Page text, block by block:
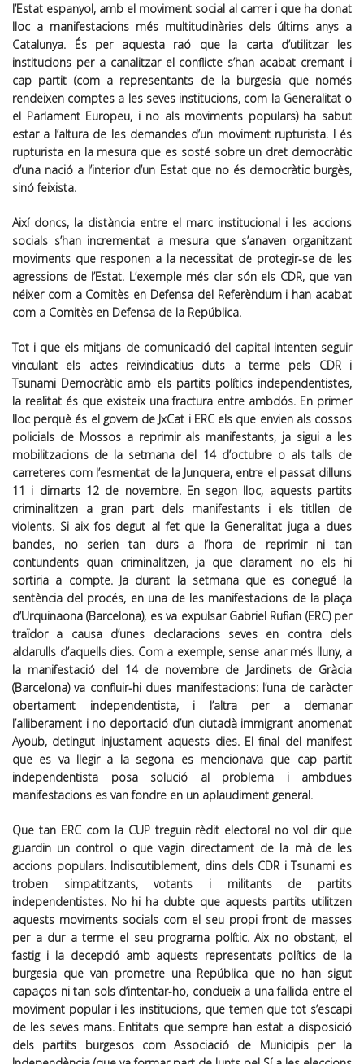
l’Estat espanyol, amb el moviment social al carrer i que ha donat
lloc a manifestacions més multitudinàries dels últims anys a
Catalunya. És per aquesta raó que la carta d’utilitzar les
institucions per a canalitzar el conflicte s’han acabat cremant i
cap partit (com a representants de la burgesia que només
rendeixen comptes a les seves institucions, com la Generalitat o
el Parlament Europeu, i no als moviments populars) ha sabut
estar a l’altura de les demandes d’un moviment rupturista. I és
rupturista en la mesura que es sosté sobre un dret democràtic
d’una nació a l’interior d’un Estat que no és democràtic burgès,
sinó feixista.
Així doncs, la distància entre el marc institucional i les accions
socials s’han incrementat a mesura que s’anaven organitzant
moviments que responen a la necessitat de protegir-se de les
agressions de l’Estat. L’exemple més clar són els CDR, que van
néixer com a Comitès en Defensa del Referèndum i han acabat
com a Comitès en Defensa de la República.
Tot i que els mitjans de comunicació del capital intenten seguir
vinculant els actes reivindicatius duts a terme pels CDR i
Tsunami Democràtic amb els partits polítics independentistes,
la realitat és que existeix una fractura entre ambdós. En primer
lloc perquè és el govern de JxCat i ERC els que envien als cossos
policials de Mossos a reprimir als manifestants, ja sigui a les
mobilitzacions de la setmana del 14 d’octubre o als talls de
carreteres com l’esmentat de la Junquera, entre el passat dilluns
11 i dimarts 12 de novembre. En segon lloc, aquests partits
criminalitzen a gran part dels manifestants i els titllen de
violents. Si aix fos degut al fet que la Generalitat juga a dues
bandes, no serien tan durs a l’hora de reprimir ni tan
contundents quan criminalitzen, ja que clarament no els hi
sortiria a compte. Ja durant la setmana que es conegué la
sentència del procés, en una de les manifestacions de la plaça
d’Urquinaona (Barcelona), es va expulsar Gabriel Rufian (ERC) per
traïdor a causa d’unes declaracions seves en contra dels
aldarulls d’aquells dies. Com a exemple, sense anar més lluny, a
la manifestació del 14 de novembre de Jardinets de Gràcia
(Barcelona) va confluir-hi dues manifestacions: l’una de caràcter
obertament independentista, i l’altra per a demanar
l’alliberament i no deportació d’un ciutadà immigrant anomenat
Ayoub, detingut injustament aquests dies. El final del manifest
que es va llegir a la segona es mencionava que cap partit
independentista posa solució al problema i ambdues
manifestacions es van fondre en un aplaudiment general.
Que tan ERC com la CUP treguin rèdit electoral no vol dir que
guardin un control o que vagin directament de la mà de les
accions populars. Indiscutiblement, dins dels CDR i Tsunami es
troben simpatitzants, votants i militants de partits
independentistes. No hi ha dubte que aquests partits utilitzen
aquests moviments socials com el seu propi front de masses
per a dur a terme el seu programa polític. Aix no obstant, el
fastig i la decepció amb aquests representats polítics de la
burgesia que van prometre una República que no han sigut
capaços ni tan sols d’intentar-ho, condueix a una fallida entre el
moviment popular i les institucions, que temen que tot s’escapi
de les seves mans. Entitats que sempre han estat a disposició
dels partits burgesos com Associació de Municipis per la